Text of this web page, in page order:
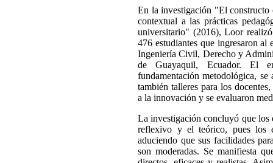
En la investigación "El constructo
contextual a las prácticas
universitario" (2016), Loor
476 estudiantes que ingresaron
Ingeniería Civil, Derecho y
de Guayaquil, Ecuador. El
fundamentación metodológica, se
también talleres para los
a la innovación y se evaluaron
La investigación concluyó que los
reflexivo y el teórico, pues los
aduciendo que sus facilidades
son moderadas. Se manifiesta